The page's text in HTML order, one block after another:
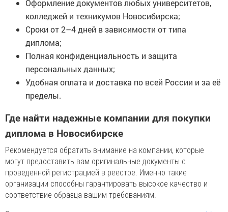
Оформление документов любых университетов,
колледжей и техникумов Новосибирска;
Сроки от 2–4 дней в зависимости от типа
диплома;
Полная конфиденциальность и защита
персональных данных;
Удобная оплата и доставка по всей России и за её
пределы.
Где найти надежные компании для покупки
диплома в Новосибирске
Рекомендуется обратить внимание на компании, которые
могут предоставить вам оригинальные документы с
проведенной регистрацией в реестре. Именно такие
организации способны гарантировать высокое качество и
соответствие образца вашим требованиям.